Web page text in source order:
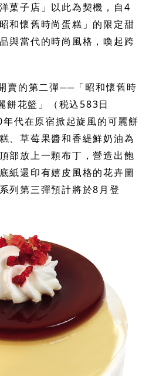
菓子店」以此為契機，自4
和懷舊時尚蛋糕」的限定甜
與當代的時尚風格，喚起跨
賣的第二彈──「昭和懷舊時
餅花籃」（税込583日
代在原宿掀起旋風的可麗餅
、草莓果醬和香緹鮮奶油為
部放上一顆布丁，營造出飽
紙還印有嬉皮風格的花卉圖
列第三彈預計將於8月登